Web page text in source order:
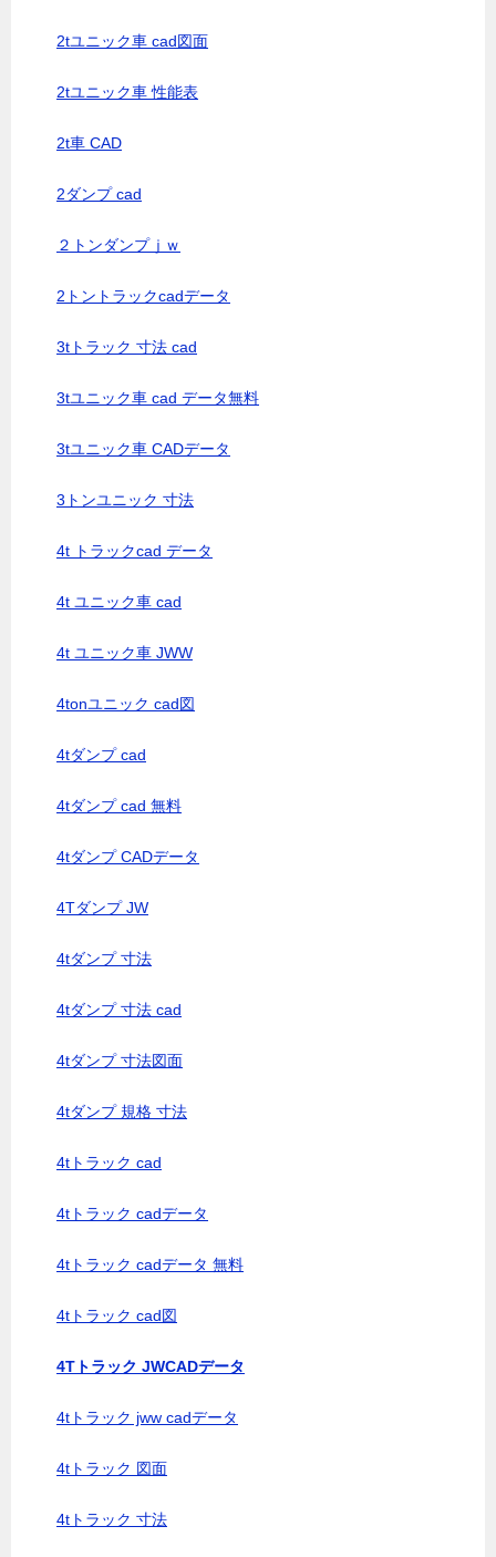
2tユニック車 cad図面
2tユニック車 性能表
2t車 CAD
2ダンプ cad
２トンダンプｊｗ
2トントラックcadデータ
3tトラック 寸法 cad
3tユニック車 cad データ無料
3tユニック車 CADデータ
3トンユニック 寸法
4t トラックcad データ
4t ユニック車 cad
4t ユニック車 JWW
4tonユニック cad図
4tダンプ cad
4tダンプ cad 無料
4tダンプ CADデータ
4Tダンプ JW
4tダンプ 寸法
4tダンプ 寸法 cad
4tダンプ 寸法図面
4tダンプ 規格 寸法
4tトラック cad
4tトラック cadデータ
4tトラック cadデータ 無料
4tトラック cad図
4Tトラック JWCADデータ
4tトラック jww cadデータ
4tトラック 図面
4tトラック 寸法